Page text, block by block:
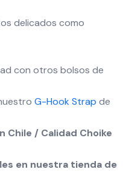
delicados como
con otros bolsos de
G-Hook Strap de
Chile / Calidad Choike
en nuestra tienda de